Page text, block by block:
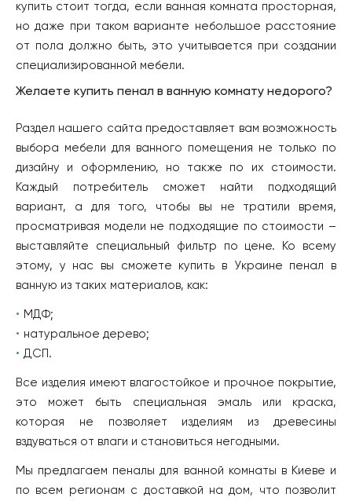
купить стоит тогда, если ванная комната просторная,
но даже при таком варианте небольшое расстояние
от пола должно быть, это учитывается при создании
специализированной мебели.
Желаете купить пенал в ванную комнату недорого?
Раздел нашего сайта предоставляет вам возможность
выбора мебели для ванного помещения не только по
дизайну и оформлению, но также по их стоимости.
Каждый потребитель сможет найти подходящий
вариант, а для того, чтобы вы не тратили время,
просматривая модели не подходящие по стоимости –
выставляйте специальный фильтр по цене. Ко всему
этому, у нас вы сможете купить в Украине пенал в
ванную из таких материалов, как:
МДФ;
натуральное дерево;
ДСП.
Все изделия имеют влагостойкое и прочное покрытие,
это может быть специальная эмаль или краска,
которая не позволяет изделиям из древесины
вздуваться от влаги и становиться негодными.
Мы предлагаем пеналы для ванной комнаты в Киеве и
по всем регионам с доставкой на дом, что позволит